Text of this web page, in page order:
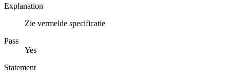
Explanation
Zie vermelde specificatie
Pass
Yes
Statement